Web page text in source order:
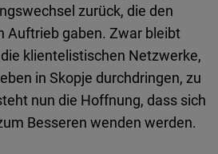
zurück, die den
Auftrieb gaben. Zwar bleibt
klientelistischen Netzwerke,
in Skopje durchdringen, zu
nun die Hoffnung, dass sich
Besseren wenden werden.